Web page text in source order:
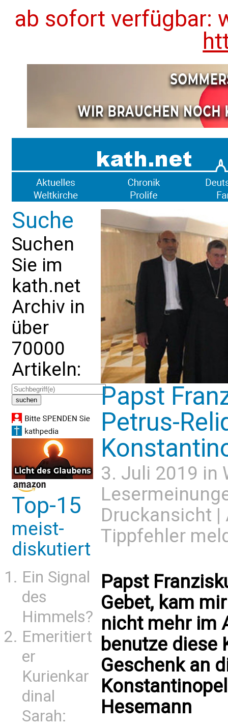
ab sofort verfügbar:
Suche
Suchen
Sie im
kath.net
Archiv in
über
70000
Artikeln:
Top-15
meist-
diskutiert
Ein Signal
des
Himmels?
Emeritiert
er
Kurienkar
dinal
Sarah:
Papst
Petrus-
3. Juli 2019 in
Druckansicht |
Tippfehler
Papst
Gebet, kam
nicht mehr im
benutze diese
Geschenk an
Hesemann